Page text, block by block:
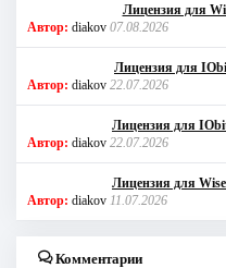
Лицензия для
Автор: diakov 07.08.2026
Лицензия для
Автор: diakov 22.07.2026
Лицензия для
Автор: diakov 22.07.2026
Лицензия для
Автор: diakov 11.07.2026
Комментарии